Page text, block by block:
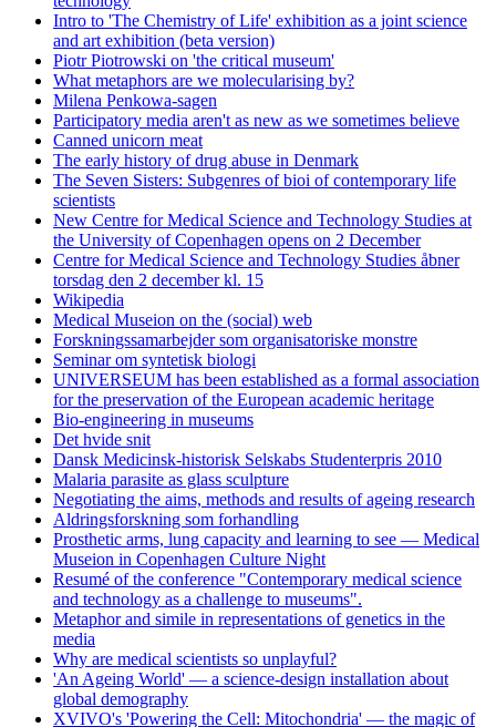
Intro to 'The Chemistry of Life' exhibition as a joint science
and art exhibition (beta version)
Piotr Piotrowski on 'the critical museum'
What metaphors are we molecularising by?
Milena Penkowa-sagen
Participatory media aren't as new as we sometimes believe
Canned unicorn meat
The early history of drug abuse in Denmark
The Seven Sisters: Subgenres of bioi of contemporary life
scientists
New Centre for Medical Science and Technology Studies at
the University of Copenhagen opens on 2 December
Centre for Medical Science and Technology Studies åbner
torsdag den 2 december kl. 15
Wikipedia
Medical Museion on the (social) web
Forskningssamarbejder som organisatoriske monstre
Seminar om syntetisk biologi
UNIVERSEUM has been established as a formal association
for the preservation of the European academic heritage
Bio-engineering in museums
Det hvide snit
Dansk Medicinsk-historisk Selskabs Studenterpris 2010
Malaria parasite as glass sculpture
Negotiating the aims, methods and results of ageing research
Aldringsforskning som forhandling
Prosthetic arms, lung capacity and learning to see — Medical
Museion in Copenhagen Culture Night
Resumé of the conference "Contemporary medical science
and technology as a challenge to museums".
Metaphor and simile in representations of genetics in the
media
Why are medical scientists so unplayful?
'An Ageing World' — a science-design installation about
global demography
XVIVO's 'Powering the Cell: Mitochondria' — the magic of